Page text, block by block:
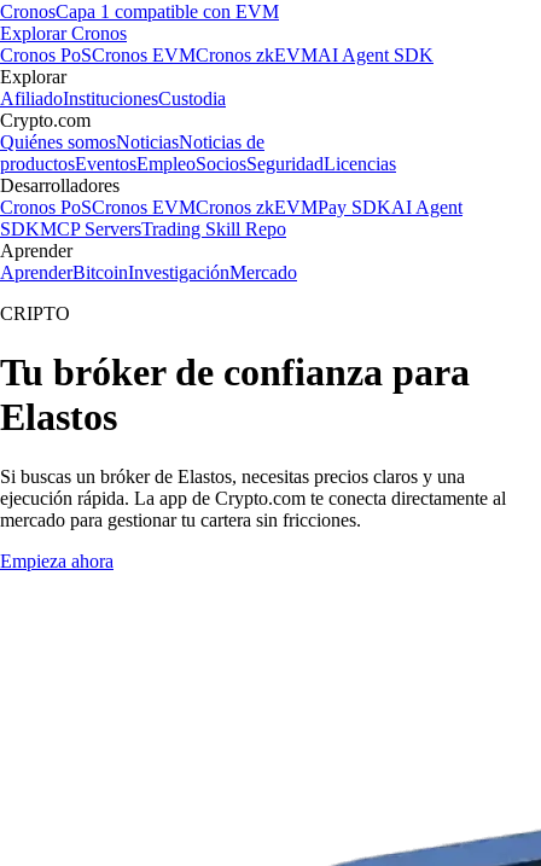
CronosCapa 1 compatible con EVM
Explorar Cronos
Cronos PoSCronos EVMCronos zkEVMAI Agent SDK
Explorar
AfiliadoInstitucionesCustodia
Crypto.com
Quiénes somosNoticiasNoticias de
productosEventosEmpleoSociosSeguridadLicencias
Desarrolladores
Cronos PoSCronos EVMCronos zkEVMPay SDKAI Agent
SDKMCP ServersTrading Skill Repo
Aprender
AprenderBitcoinInvestigaciónMercado
CRIPTO
Tu bróker de confianza para
Elastos
Si buscas un bróker de Elastos, necesitas precios claros y una
ejecución rápida. La app de Crypto.com te conecta directamente al
mercado para gestionar tu cartera sin fricciones.
Empieza ahora